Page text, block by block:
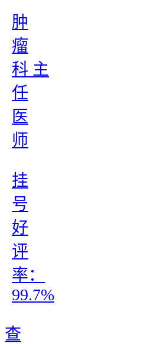
肿
瘤
科 主
任
医
师
挂
号
好
评
率：
99.7%
查